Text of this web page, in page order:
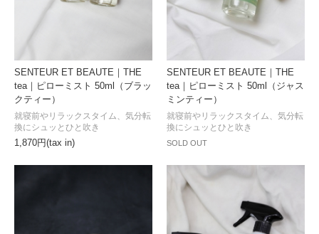
SENTEUR ET BEAUTE｜THE
tea｜ピローミスト 50ml（ブラッ
クティー）
1,870円(tax in)
就寝前やリラックスタイム、気分転
換にシュッとひと吹き
SENTEUR ET BEAUTE｜THE
tea｜ピローミスト 50ml（ジャス
ミンティー）
SOLD OUT
就寝前やリラックスタイム、気分転
換にシュッとひと吹き